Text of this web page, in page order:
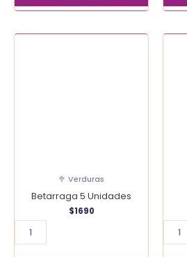
🥦 Verduras
Betarraga 5 Unidades
$1690